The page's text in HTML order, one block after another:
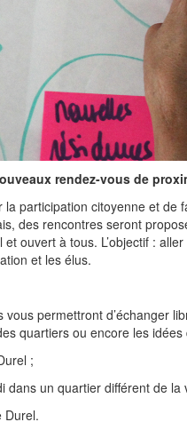
rendez-vous de
participation citoyenne et
des rencontres seront
ouvert à tous. L’objectif :
et les élus.
permettront d’échanger
quartiers ou encore les idées
;
dans un quartier différent de la
Durel.